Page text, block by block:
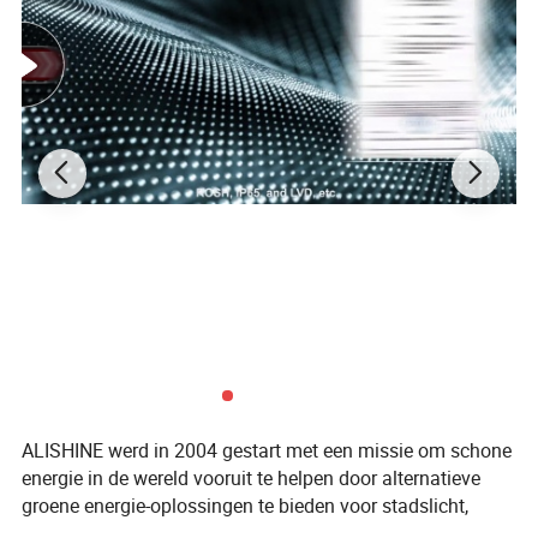
ALISHINE werd in 2004 gestart met een missie om schone
energie in de wereld vooruit te helpen door alternatieve
groene energie-oplossingen te bieden voor stadslicht,